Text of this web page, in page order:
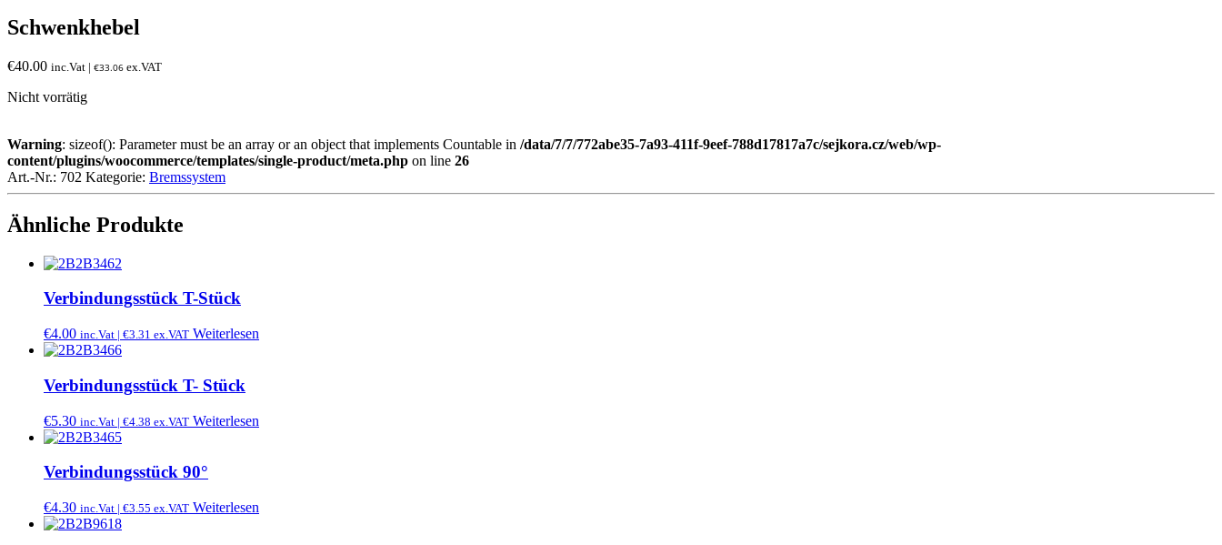
Schwenkhebel
€40.00 inc.Vat | €33.06 ex.VAT
Nicht vorrätig
Warning: sizeof(): Parameter must be an array or an object that implements Countable in /data/7/7/772abe35-7a93-411f-9eef-788d17817a7c/sejkora.cz/web/wp-
content/plugins/woocommerce/templates/single-product/meta.php on line 26
Art.-Nr.: 702 Kategorie: Bremssystem
Ähnliche Produkte
Verbindungsstück T-Stück
€4.00 inc.Vat | €3.31 ex.VAT Weiterlesen
Verbindungsstück T- Stück
€5.30 inc.Vat | €4.38 ex.VAT Weiterlesen
Verbindungsstück 90°
€4.30 inc.Vat | €3.55 ex.VAT Weiterlesen